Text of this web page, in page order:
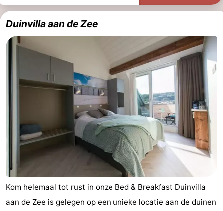
Duinvilla aan de Zee
Kom helemaal tot rust in onze Bed & Breakfast Duinvilla
aan de Zee is gelegen op een unieke locatie aan de duinen